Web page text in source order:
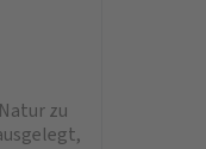
zu